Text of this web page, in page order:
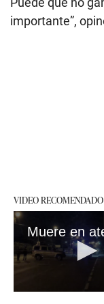
importante”,
VIDEO RECOMENDADO